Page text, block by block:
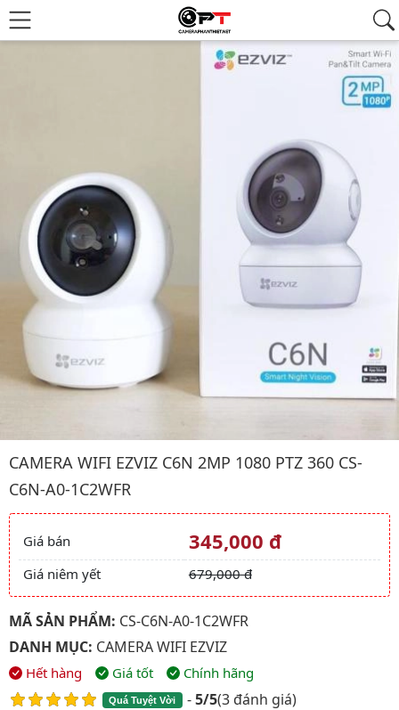
CAMERA WIFI EZVIZ C6N 2MP 1080 PTZ 360 CS-
C6N-A0-1C2WFR
Giá và khuyến mãi
Giá bán 345,000 đ
Giá niêm yết 679,000 đ
MÃ SẢN PHẨM: CS-C6N-A0-1C2WFR
DANH MỤC: CAMERA WIFI EZVIZ
Hết hàng Giá tốt Chính hãng
Quá Tuyệt Vời -5/5(3 đánh giá)